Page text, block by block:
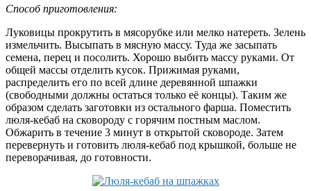
Способ приготовления:
Луковицы прокрутить в мясорубке или мелко натереть. Зелень
измельчить. Высыпать в мясную массу. Туда же засыпать
семена, перец и посолить. Хорошо выбить массу руками. От
общей массы отделить кусок. Прижимая руками,
распределить его по всей длине деревянной шпажки
(свободными должны остаться только её концы). Таким же
образом сделать заготовки из остального фарша. Поместить
люля-кебаб на сковороду с горячим постным маслом.
Обжарить в течение 3 минут в открытой сковороде. Затем
перевернуть и готовить люля-кебаб под крышкой, больше не
переворачивая, до готовности.